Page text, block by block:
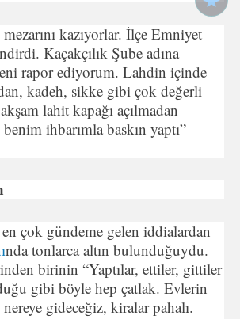
kazıyorlar. İlçe Emniyet
Kaçakçılık Şube adına
rapor ediyorum. Lahdin içinde
kadeh, sikke gibi çok değerli
lahit kapağı açılmadan
ihbarımla baskın yaptı”
çok gündeme gelen iddialardan
nda tonlarca altın bulunduğuydu.
birinin “Yaptılar, ettiler, gittiler
gibi böyle hep çatlak. Evlerin
gideceğiz, kiralar pahalı.